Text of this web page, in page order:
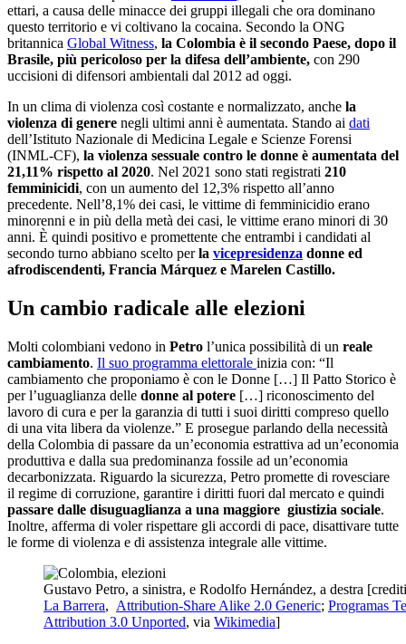
ettari, a causa delle minacce dei gruppi illegali che ora dominano
questo territorio e vi coltivano la cocaina. Secondo la ONG
britannica Global Witness, la Colombia è il secondo Paese, dopo il
Brasile, più pericoloso per la difesa dell’ambiente, con 290
uccisioni di difensori ambientali dal 2012 ad oggi.
In un clima di violenza così costante e normalizzato, anche la
violenza di genere negli ultimi anni è aumentata. Stando ai dati
dell’Istituto Nazionale di Medicina Legale e Scienze Forensi
(INML-CF), la violenza sessuale contro le donne è aumentata del
21,11% rispetto al 2020. Nel 2021 sono stati registrati 210
femminicidi, con un aumento del 12,3% rispetto all’anno
precedente. Nell’8,1% dei casi, le vittime di femminicidio erano
minorenni e in più della metà dei casi, le vittime erano minori di 30
anni. È quindi positivo e promettente che entrambi i candidati al
secondo turno abbiano scelto perla vicepresidenza donne ed
afrodiscendenti, Francia Márquez e Marelen Castillo.
Un cambio radicale alle elezioni
Molti colombiani vedono in Petro l’unica possibilità di un reale
cambiamento. Il suo programma elettorale inizia con: “Il
cambiamento che proponiamo è con le Donne […] Il Patto Storico è
per l’uguaglianza delle donne al potere […] riconoscimento del
lavoro di cura e per la garanzia di tutti i suoi diritti compreso quello
di una vita libera da violenze.” E prosegue parlando della necessità
della Colombia di passare da un’economia estrattiva ad un’economia
produttiva e dalla sua predominanza fossile ad un’economia
decarbonizzata. Riguardo la sicurezza, Petro promette di rovesciare
il regime di corruzione, garantire i diritti fuori dal mercato e quindi
passare dalle disuguaglianza a una maggiore giustizia sociale.
Inoltre, afferma di voler rispettare gli accordi di pace, disattivare tutte
le forme di violenza e di assistenza integrale alle vittime.
Gustavo Petro, a sinistra, e Rodolfo Hernández, a destra
La Barrera, Attribution-Share Alike 2.0 Generic; Programas
Attribution 3.0 Unported, via Wikimedia]